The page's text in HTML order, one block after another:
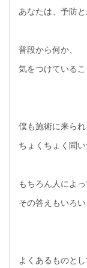
あなたは、予防
普段から何か、
気をつけている
僕も施術に来られ
ちょくちょく聞い
もちろん人によっ
その答えもいろい
よくあるものとし